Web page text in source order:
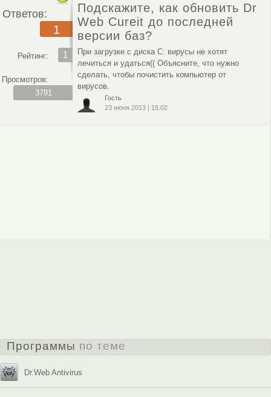
Ответов:
1
Рейтинг: 1
Просмотров:
3791
Подскажите, как обновить Dr
Web Cureit до последней
версии баз?
При загрузке с диска С: вирусы не хотят
лечиться и удаться(( Объясните, что нужно
сделать, чтобы почистить компьютер от
вирусов.
Гость
23 июня 2013 | 15:02
Программы по теме
Dr.Web Antivirus